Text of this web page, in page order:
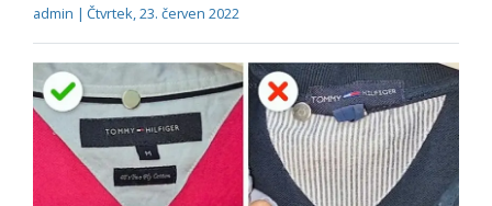
admin | Čtvrtek, 23. červen 2022